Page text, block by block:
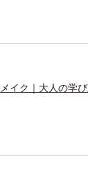
イク｜大人の学